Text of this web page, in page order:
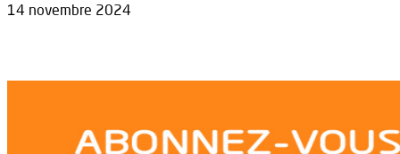
14 novembre 2024